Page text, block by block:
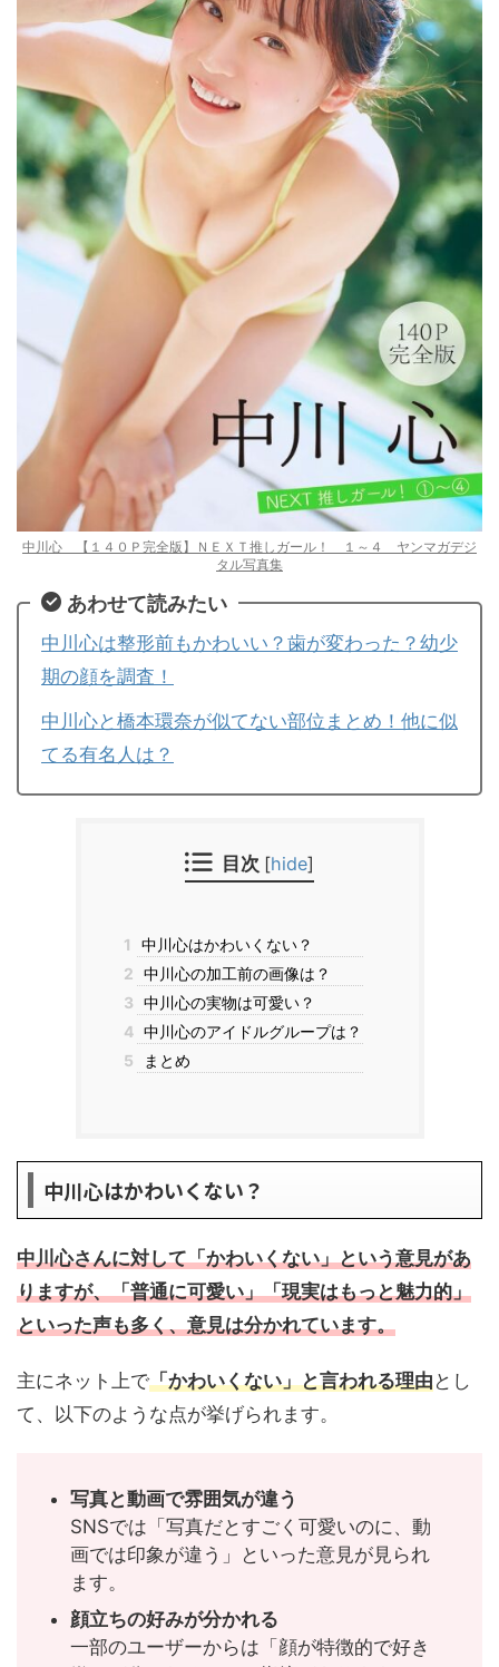
中川心 【１４０Ｐ完全版】ＮＥＸＴ推しガール！ １～４ ヤンマガデジ
タル写真集
あわせて読みたい
中川心は整形前もかわいい？歯が変わった？幼少
期の顔を調査！
中川心と橋本環奈が似てない部位まとめ！他に似
てる有名人は？
目次 [hide]
1
中川心はかわいくない？
2 中川心の加工前の画像は？
3 中川心の実物は可愛い？
4 中川心のアイドルグループは？
5
まとめ
中川心はかわいくない？
中川心さんに対して「かわいくない」という意見があ
りますが、「普通に可愛い」「現実はもっと魅力的」
といった声も多く、意見は分かれています。
主にネット上で「かわいくない」と言われる理由とし
て、以下のような点が挙げられます。
写真と動画で雰囲気が違う
SNSでは「写真だとすごく可愛いのに、動
画では印象が違う」といった意見が見られ
ます。
顔立ちの好みが分かれる
一部のユーザーからは「顔が特徴的で好き